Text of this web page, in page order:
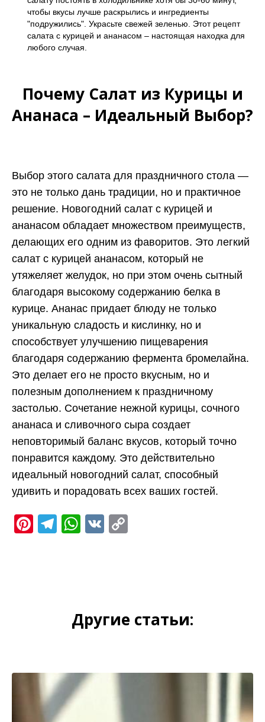
чтобы вкусы лучше раскрылись и ингредиенты
"подружились". Украсьте свежей зеленью. Этот рецепт
салата с курицей и ананасом – настоящая находка для
любого случая.
Почему Салат из Курицы и
Ананаса – Идеальный Выбор?
Выбор этого салата для праздничного стола —
это не только дань традиции, но и практичное
решение. Новогодний салат с курицей и
ананасом обладает множеством преимуществ,
делающих его одним из фаворитов. Это легкий
салат с курицей ананасом, который не
утяжеляет желудок, но при этом очень сытный
благодаря высокому содержанию белка в
курице. Ананас придает блюду не только
уникальную сладость и кислинку, но и
способствует улучшению пищеварения
благодаря содержанию фермента бромелайна.
Это делает его не просто вкусным, но и
полезным дополнением к праздничному
застолью. Сочетание нежной курицы, сочного
ананаса и сливочного сыра создает
неповторимый баланс вкусов, который точно
понравится каждому. Это действительно
идеальный новогодний салат, способный
удивить и порадовать всех ваших гостей.
Pinterest
Telegram
WhatsApp
VK
Другие статьи: